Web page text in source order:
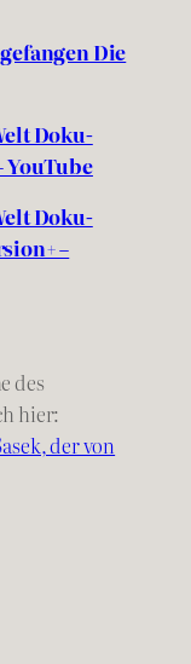
Die
Doku-
YouTube
Doku-
–
des
hier:
der von